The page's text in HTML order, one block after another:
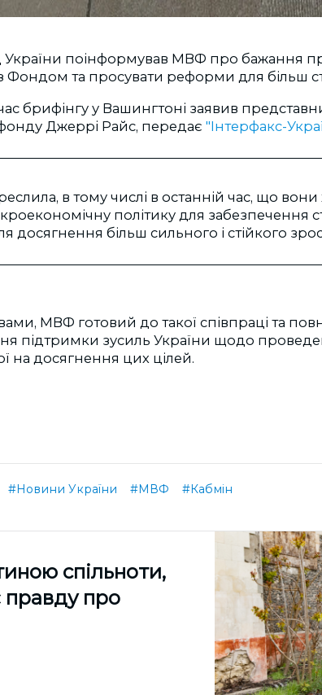
поінформував МВФ про бажання
Фондом та просувати реформи для більш
брифінгу у Вашингтоні заявив
Джеррі Райс, передає "Інтерфакс-
в тому числі в останній час, що
політику для забезпечення
досягнення більш сильного і стійкого
МВФ готовий до такої співпраці та
підтримки зусиль України щодо
на досягнення цих цілей.
#Новини України #МВФ #Кабмін
спільноти,
правду про